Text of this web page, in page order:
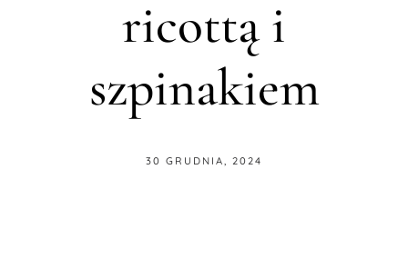
ricottą i
szpinakiem
30 GRUDNIA, 2024